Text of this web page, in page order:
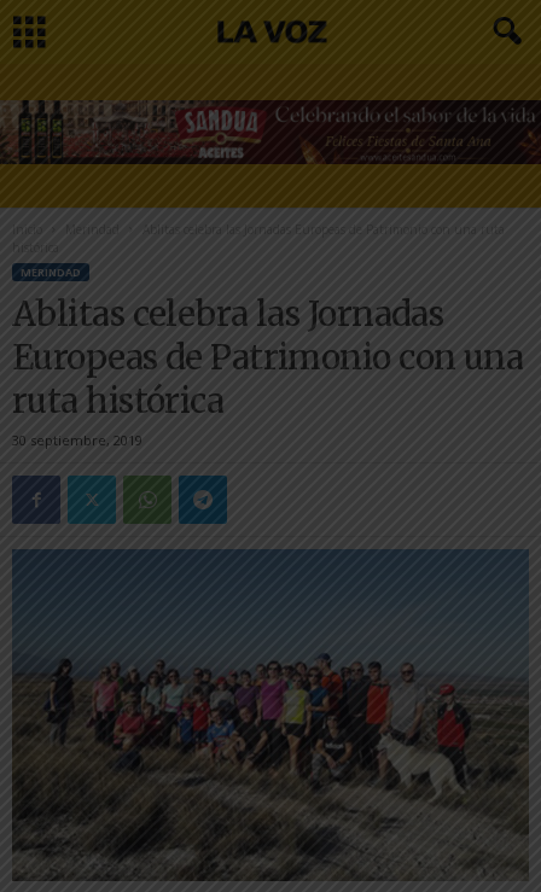
Inicio
Ablitas celebra las Jornadas Europeas de Patrimonio con una ruta
histórica
MERINDAD
Ablitas celebra las Jornadas
Europeas de Patrimonio con una
ruta histórica
30 septiembre, 2019